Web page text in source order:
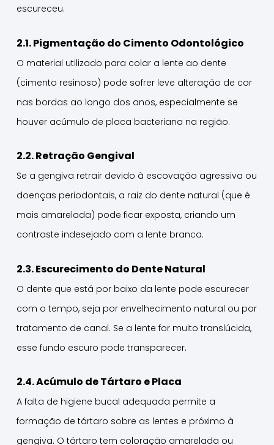
escureceu.
2.1. Pigmentação do Cimento Odontológico
O material utilizado para colar a lente ao dente
(cimento resinoso) pode sofrer leve alteração de cor
nas bordas ao longo dos anos, especialmente se
houver acúmulo de placa bacteriana na região.
2.2. Retração Gengival
Se a gengiva retrair devido à escovação agressiva ou
doenças periodontais, a raiz do dente natural (que é
mais amarelada) pode ficar exposta, criando um
contraste indesejado com a lente branca.
2.3. Escurecimento do Dente Natural
O dente que está por baixo da lente pode escurecer
com o tempo, seja por envelhecimento natural ou por
tratamento de canal. Se a lente for muito translúcida,
esse fundo escuro pode transparecer.
2.4. Acúmulo de Tártaro e Placa
A falta de higiene bucal adequada permite a
formação de tártaro sobre as lentes e próximo à
gengiva. O tártaro tem coloração amarelada ou